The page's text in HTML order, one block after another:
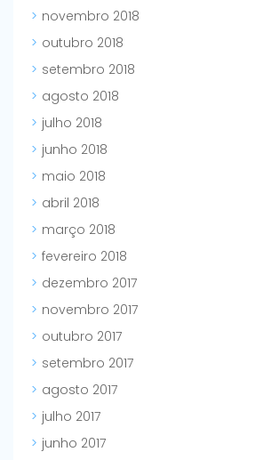
novembro 2018
outubro 2018
setembro 2018
agosto 2018
julho 2018
junho 2018
maio 2018
abril 2018
março 2018
fevereiro 2018
dezembro 2017
novembro 2017
outubro 2017
setembro 2017
agosto 2017
julho 2017
junho 2017